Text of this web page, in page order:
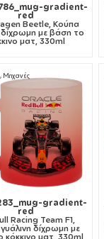
gradient-
red
Beetle, Κούπα
δίχρωμη με βάση το
ματ, 330ml
Μηχανές
gradient-
red
Racing Team F1,
δίχρωμη με
κόκκινο ματ, 330ml